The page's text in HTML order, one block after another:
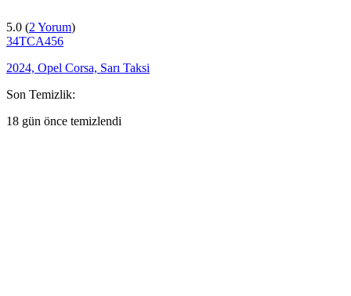
5.0 (2 Yorum)
34TCA456
2024, Opel Corsa, Sarı Taksi
Son Temizlik:
18 gün önce temizlendi